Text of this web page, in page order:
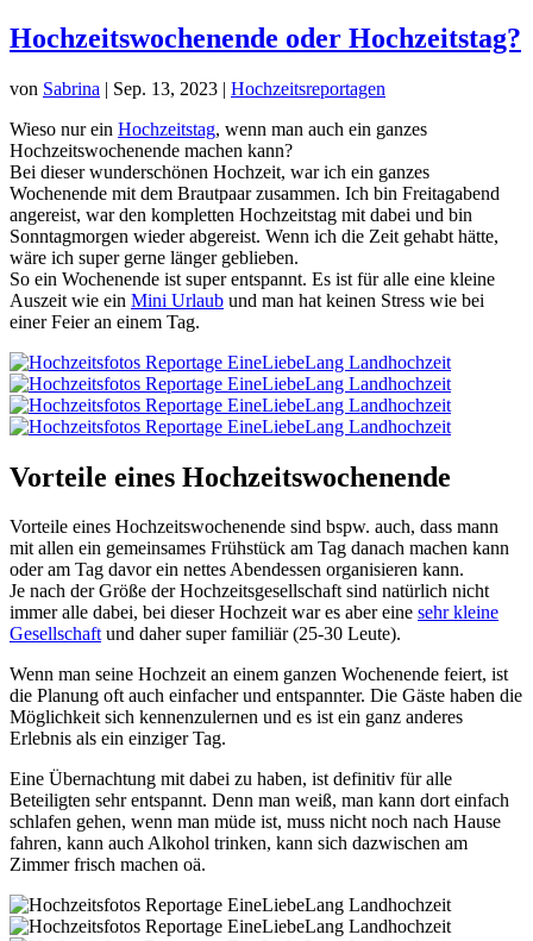
Hochzeitswochenende oder Hochzeitstag?
von Sabrina | Sep. 13, 2023 | Hochzeitsreportagen
Wieso nur ein Hochzeitstag, wenn man auch ein ganzes
Hochzeitswochenende machen kann?
Bei dieser wunderschönen Hochzeit, war ich ein ganzes
Wochenende mit dem Brautpaar zusammen. Ich bin Freitagabend
angereist, war den kompletten Hochzeitstag mit dabei und bin
Sonntagmorgen wieder abgereist. Wenn ich die Zeit gehabt hätte,
wäre ich super gerne länger geblieben.
So ein Wochenende ist super entspannt. Es ist für alle eine kleine
Auszeit wie ein Mini Urlaub und man hat keinen Stress wie bei
einer Feier an einem Tag.
Vorteile eines Hochzeitswochenende
Vorteile eines Hochzeitswochenende sind bspw. auch, dass mann
mit allen ein gemeinsames Frühstück am Tag danach machen kann
oder am Tag davor ein nettes Abendessen organisieren kann.
Je nach der Größe der Hochzeitsgesellschaft sind natürlich nicht
immer alle dabei, bei dieser Hochzeit war es aber eine sehr kleine
Gesellschaftund daher super familiär (25-30 Leute).
Wenn man seine Hochzeit an einem ganzen Wochenende feiert, ist
die Planung oft auch einfacher und entspannter. Die Gäste haben die
Möglichkeit sich kennenzulernen und es ist ein ganz anderes
Erlebnis als ein einziger Tag.
Eine Übernachtung mit dabei zu haben, ist definitiv für alle
Beteiligten sehr entspannt. Denn man weiß, man kann dort einfach
schlafen gehen, wenn man müde ist, muss nicht noch nach Hause
fahren, kann auch Alkohol trinken, kann sich dazwischen am
Zimmer frisch machen oä.